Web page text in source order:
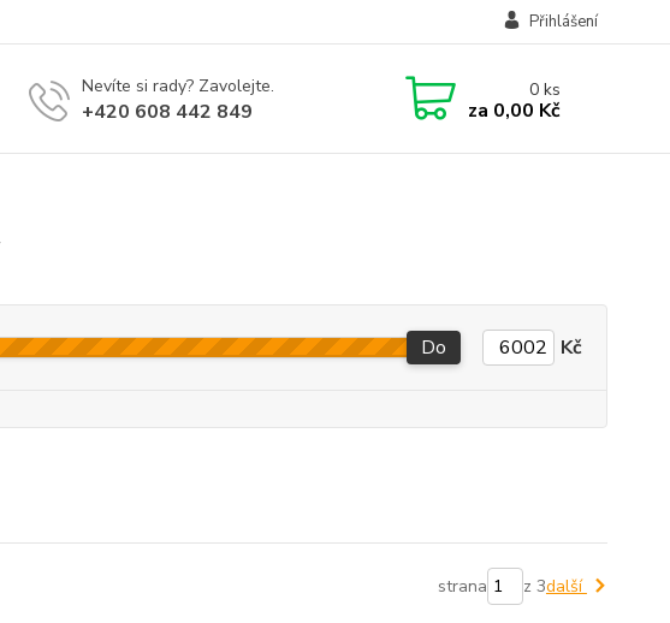
Přihlášení
Nevíte si rady? Zavolejte.
+420 608 442 849
0ks
za 0,00 Kč
Do Kč
strana z 3další